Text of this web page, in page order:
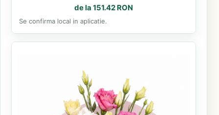
de la 151.42 RON
Se confirma local in aplicatie.